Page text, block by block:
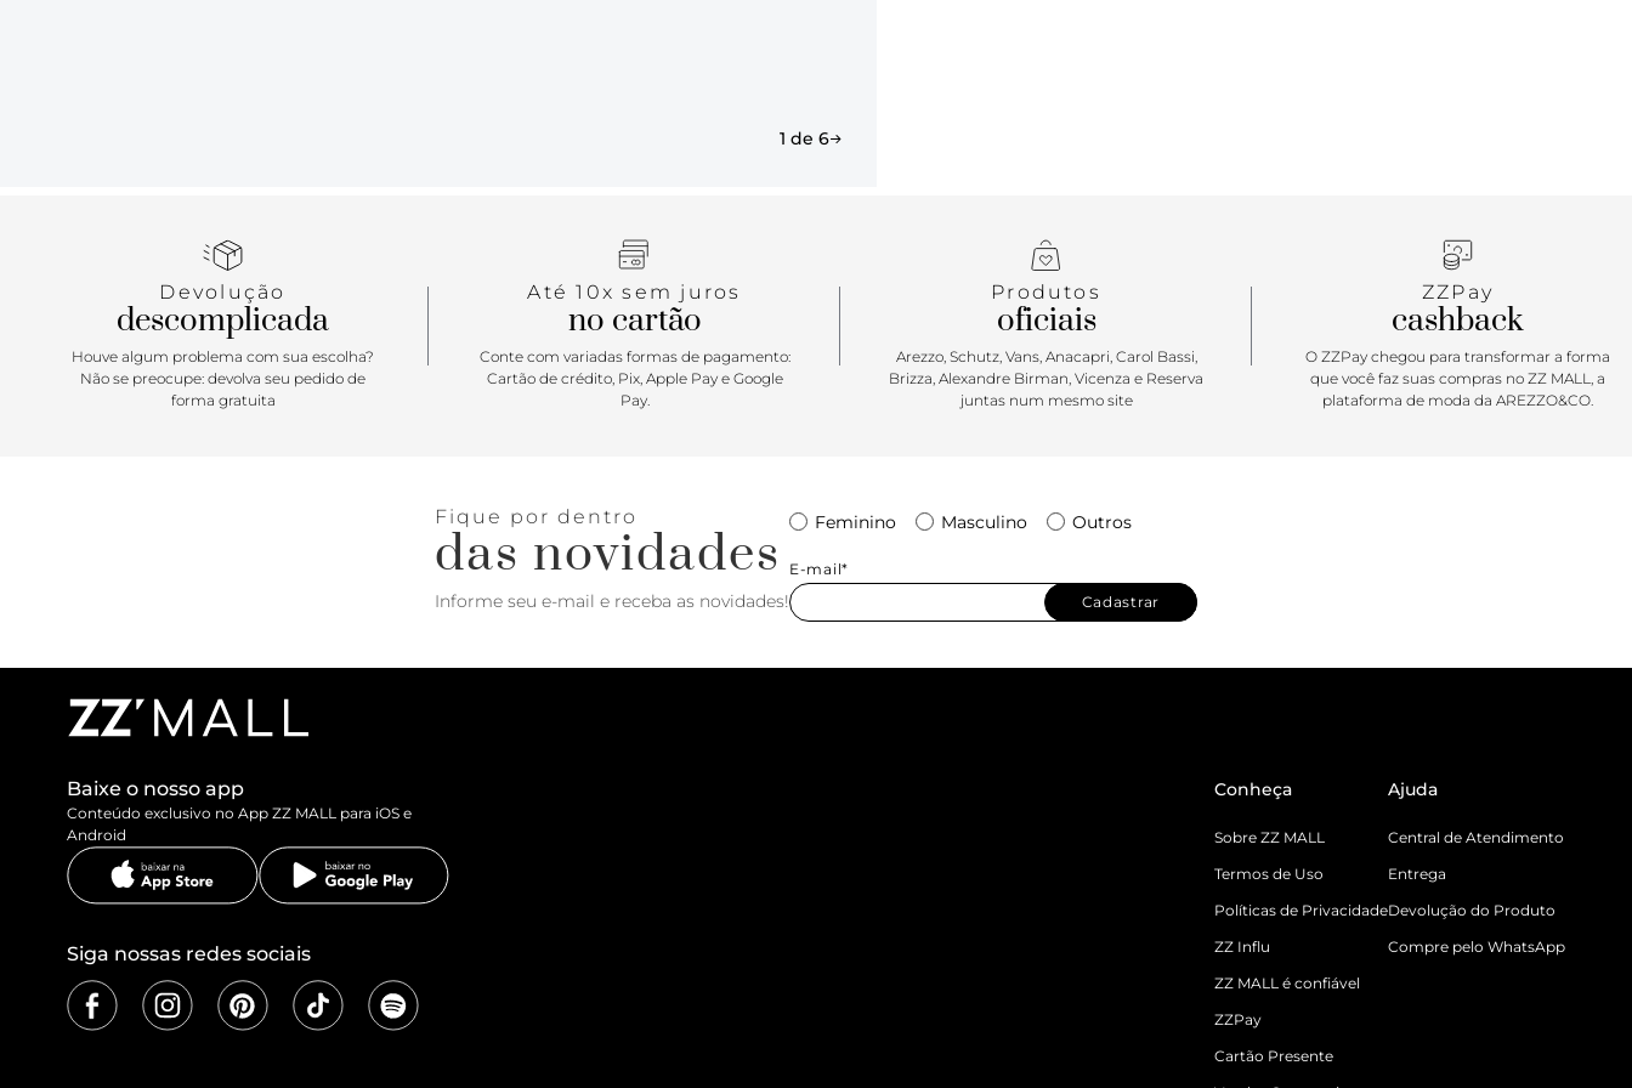
1 de 6
para curtir?
Devolução
descomplicada
Houve algum problema com sua escolha?
Não se preocupe: devolva seu pedido de
forma gratuita
Até 10x sem juros
no cartão
Conte com variadas formas de pagamento:
Cartão de crédito, Pix, Apple Pay e Google
Pay.
Produtos
oficiais
Arezzo, Schutz, Vans, Anacapri, Carol Bassi,
Brizza, Alexandre Birman, Vicenza e Reserva
juntas num mesmo site
ZZPay
cashback
O ZZPay chegou para transformar a forma
que você faz suas compras no ZZ MALL, a
plataforma de moda da AREZZO&CO.
Fique por dentro
das novidades
Informe seu e-mail e receba as novidades!
Feminino Masculino Outros
E-mail*
Cadastrar
Baixe o nosso app
Conteúdo exclusivo no App ZZ MALL para iOS e
Android
Siga nossas redes sociais
Conheça
Sobre ZZ MALL
Termos de Uso
Políticas de Privacidade
ZZ Influ
ZZ MALL é confiável
ZZPay
Cartão Presente
Ajuda
Central de Atendimento
Entrega
Devolução do Produto
Compre pelo WhatsApp